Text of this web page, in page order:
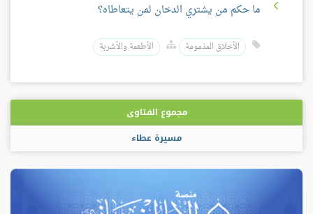
ما حكم من يشتري الدخان لمن يتعاطاه؟
الأخلاق المذمومة الأطعمة والأشربة
مجموع الفتاوى
مسيرة عطاء